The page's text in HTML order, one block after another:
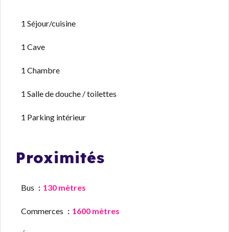
1 Séjour/cuisine
1 Cave
1 Chambre
1 Salle de douche / toilettes
1 Parking intérieur
Proximités
Bus 130 mètres
Commerces 1600 mètres